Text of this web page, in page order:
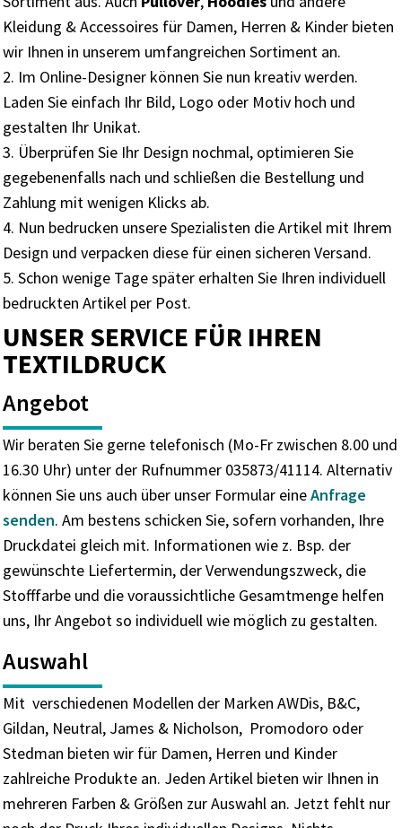
Kleidung & Accessoires für Damen, Herren & Kinder bieten
wir Ihnen in unserem umfangreichen Sortiment an.
Im Online-Designer können Sie nun kreativ werden.
Laden Sie einfach Ihr Bild, Logo oder Motiv hoch und
gestalten Ihr Unikat.
Überprüfen Sie Ihr Design nochmal, optimieren Sie
gegebenenfalls nach und schließen die Bestellung und
Zahlung mit wenigen Klicks ab.
Nun bedrucken unsere Spezialisten die Artikel mit Ihrem
Design und verpacken diese für einen sicheren Versand.
Schon wenige Tage später erhalten Sie Ihren individuell
bedruckten Artikel per Post.
UNSER SERVICE FÜR IHREN
TEXTILDRUCK
Angebot
Wir beraten Sie gerne telefonisch (Mo-Fr zwischen 8.00 und
16.30 Uhr) unter der Rufnummer 035873/41114. Alternativ
können Sie uns auch über unser Formular eineAnfrage
senden. Am bestens schicken Sie, sofern vorhanden, Ihre
Druckdatei gleich mit. Informationen wie z. Bsp. der
gewünschte Liefertermin, der Verwendungszweck, die
Stofffarbe und die voraussichtliche Gesamtmenge helfen
uns, Ihr Angebot so individuell wie möglich zu gestalten.
Auswahl
Mit verschiedenen Modellen der Marken AWDis, B&C,
Gildan, Neutral, James & Nicholson, Promodoro oder
Stedman bieten wir für Damen, Herren und Kinder
zahlreiche Produkte an. Jeden Artikel bieten wir Ihnen in
mehreren Farben & Größen zur Auswahl an. Jetzt fehlt nur